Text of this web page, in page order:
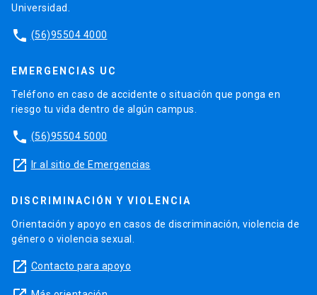
Universidad.
phone (56)95504 4000
EMERGENCIAS UC
Teléfono en caso de accidente o situación que ponga en
riesgo tu vida dentro de algún campus.
phone (56)95504 5000
launch Ir al sitio de Emergencias
DISCRIMINACIÓN Y VIOLENCIA
Orientación y apoyo en casos de discriminación, violencia de
género o violencia sexual.
launch Contacto para apoyo